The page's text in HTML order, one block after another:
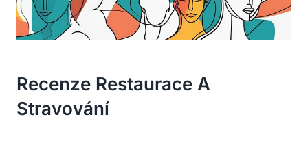
Recenze Restaurace A
Stravování